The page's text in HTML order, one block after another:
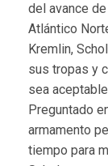
del avance
Atlántico
Kremlin,
sus tropas y
sea
Preguntado
armamento
tiempo para